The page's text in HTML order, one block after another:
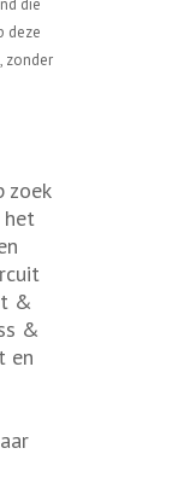
die
deze
zonder
zoek
het
&
&
en